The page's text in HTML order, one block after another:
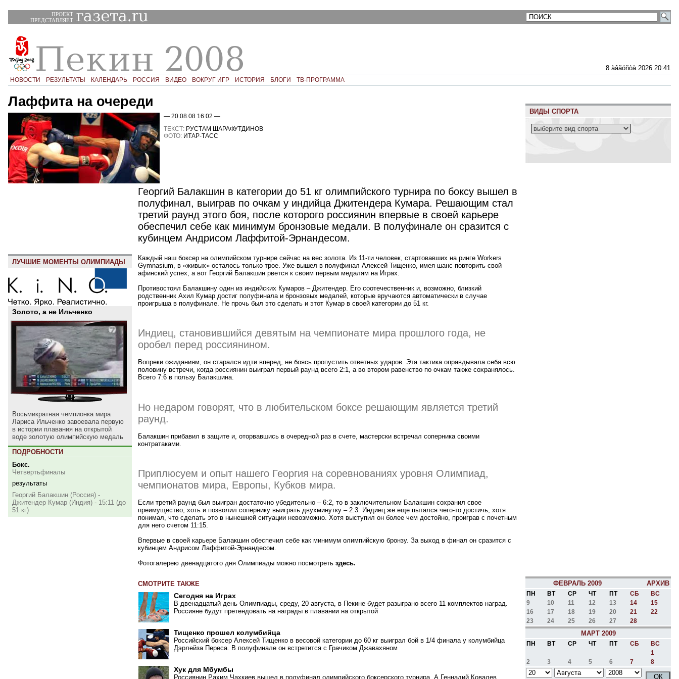
ПРОЕКТ
ПРЕДСТАВЛЯЕТ
8 àâãóñòà 2026 20:41
НОВОСТИ РЕЗУЛЬТАТЫ КАЛЕНДАРЬ РОССИЯ ВИДЕО ВОКРУГ ИГР ИСТОРИЯ БЛОГИ ТВ-ПРОГРАММА
Лаффита на очереди
— 20.08.08 16:02 —
ТЕКСТ: РУСТАМ ШАРАФУТДИНОВ
ФОТО: ИТАР-ТАСС
Георгий Балакшин в категории до 51 кг олимпийского турнира по боксу вышел в
полуфинал, выиграв по очкам у индийца Джитендера Кумара. Решающим стал
третий раунд этого боя, после которого россиянин впервые в своей карьере
обеспечил себе как минимум бронзовые медали. В полуфинале он сразится с
кубинцем Андрисом Лаффитой-Эрнандесом.
ЛУЧШИЕ МОМЕНТЫ ОЛИМПИАДЫ
Золото, а не Ильченко
Восьмикратная чемпионка мира
Лариса Ильченко завоевала первую
в истории плавания на открытой
воде золотую олимпийскую медаль
ПОДРОБНОСТИ
Бокс.
Четвертьфиналы
результаты
Георгий Балакшин (Россия) -
Джитендер Кумар (Индия) - 15:11 (до
51 кг)
Каждый наш боксер на олимпийском турнире сейчас на вес золота. Из 11-ти человек, стартовавших на ринге Workers
Gymnasium, в «живых» осталось только трое. Уже вышел в полуфинал Алексей Тищенко, имея шанс повторить свой
афинский успех, а вот Георгий Балакшин рвется к своим первым медалям на Играх.
Противостоял Балакшину один из индийских Кумаров – Джитендер. Его соотечественник и, возможно, близкий
родственник Ахил Кумар достиг полуфинала и бронзовых медалей, которые вручаются автоматически в случае
проигрыша в полуфинале. Не прочь был это сделать и этот Кумар в своей категории до 51 кг.
Индиец, становившийся девятым на чемпионате мира прошлого года, не
оробел перед россиянином.
Вопреки ожиданиям, он старался идти вперед, не боясь пропустить ответных ударов. Эта тактика оправдывала себя всю
половину встречи, когда россиянин выиграл первый раунд всего 2:1, а во втором равенство по очкам также сохранялось.
Всего 7:6 в пользу Балакшина.
Но недаром говорят, что в любительском боксе решающим является третий
раунд.
Балакшин прибавил в защите и, оторвавшись в очередной раз в счете, мастерски встречал соперника своими
контратаками.
Приплюсуем и опыт нашего Георгия на соревнованиях уровня Олимпиад,
чемпионатов мира, Европы, Кубков мира.
Если третий раунд был выигран достаточно убедительно – 6:2, то в заключительном Балакшин сохранил свое
преимущество, хоть и позволил сопернику выиграть двухминутку – 2:3. Индиец же еще пытался чего-то достичь, хотя
понимал, что сделать это в нынешней ситуации невозможно. Хотя выступил он более чем достойно, проиграв с почетным
для него счетом 11:15.
Впервые в своей карьере Балакшин обеспечил себе как минимум олимпийскую бронзу. За выход в финал он сразится с
кубинцем Андрисом Лаффитой-Эрнандесом.
Фотогалерею двенадцатого дня Олимпиады можно посмотреть здесь.
СМОТРИТЕ ТАКЖЕ
Сегодня на Играх
В двенадцатый день Олимпиады, среду, 20 августа, в Пекине будет разыграно всего 11 комплектов наград.
Россияне будут претендовать на награды в плавании на открытой
Тищенко прошел колумбийца
Российский боксер Алексей Тищенко в весовой категории до 60 кг выиграл бой в 1/4 финала у колумбийца
Дэрлейза Переса. В полуфинале он встретится с Грачиком Джавахяном
Хук для Мбумбы
Россиянин Рахим Чахкиев вышел в полуфинал олимпийского боксерского турнира. А Геннадий Ковалев
ВИДЫ СПОРТА
ФЕВРАЛЬ 2009 АРХИВ
ПН ВТ СР ЧТ ПТ СБ
ВС
9
10 11 12 13 14
15
16
17 18 19 20 21
22
23
24 25 26 27 28
МАРТ 2009
ПН ВТ СР ЧТ ПТ СБ
ВС
1
2
3 4 5 6 7 8